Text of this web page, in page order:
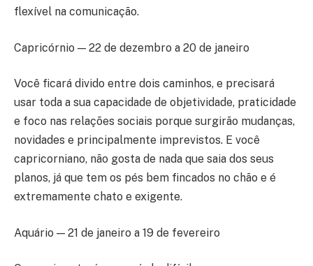
flexível na comunicação.
Capricórnio — 22 de dezembro a 20 de janeiro
Você ficará divido entre dois caminhos, e precisará
usar toda a sua capacidade de objetividade, praticidade
e foco nas relações sociais porque surgirão mudanças,
novidades e principalmente imprevistos. E você
capricorniano, não gosta de nada que saia dos seus
planos, já que tem os pés bem fincados no chão e é
extremamente chato e exigente.
Aquário — 21 de janeiro a 19 de fevereiro